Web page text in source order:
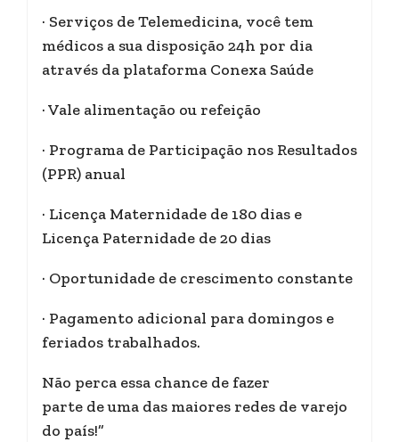
· Serviços de Telemedicina, você tem
médicos a sua disposição 24h por dia
através da plataforma Conexa Saúde
· Vale alimentação ou refeição
· Programa de Participação nos Resultados
(PPR) anual
· Licença Maternidade de 180 dias e
Licença Paternidade de 20 dias
· Oportunidade de crescimento constante
· Pagamento adicional para domingos e
feriados trabalhados.
Não perca essa chance de fazer
parte de uma das maiores redes de varejo
do país!”